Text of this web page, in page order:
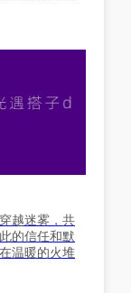
越迷雾，共
的信任和默
温暖的火堆